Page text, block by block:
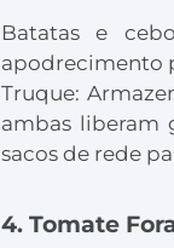
Batatas e
apodrecimento
Truque:
ambas liberam
sacos de rede
4. Tomate